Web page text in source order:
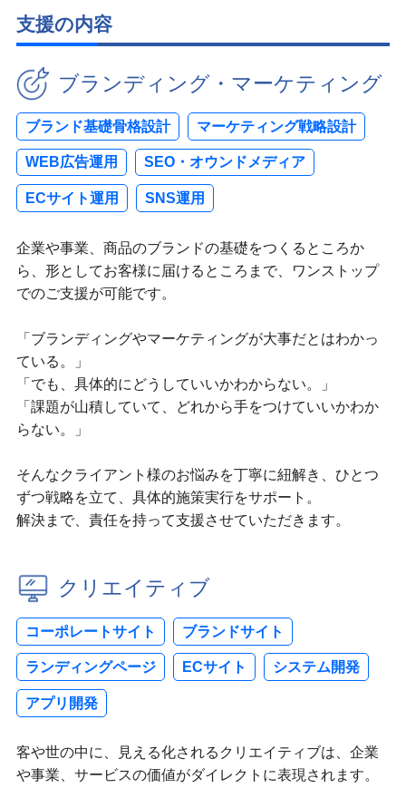
支援の内容
ブランディング・マーケティング
ブランド基礎骨格設計 マーケティング戦略設計
WEB広告運用 SEO・オウンドメディア
ECサイト運用 SNS運用
企業や事業、商品のブランドの基礎をつくるところか
ら、形としてお客様に届けるところまで、ワンストップ
でのご支援が可能です。
「ブランディングやマーケティングが大事だとはわかっ
ている。」
「でも、具体的にどうしていいかわからない。」
「課題が山積していて、どれから手をつけていいかわか
らない。」
そんなクライアント様のお悩みを丁寧に紐解き、ひとつ
ずつ戦略を立て、具体的施策実行をサポート。
解決まで、責任を持って支援させていただきます。
クリエイティブ
コーポレートサイト ブランドサイト
ランディングページ ECサイト システム開発
アプリ開発
客や世の中に、見える化されるクリエイティブは、企業
や事業、サービスの価値がダイレクトに表現されます。